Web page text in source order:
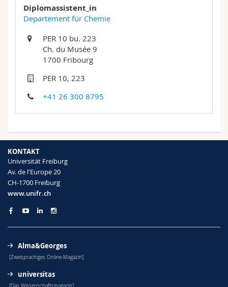
Weiterbildung
Philosophische Fak.
Fak. für Erziehungs- und Bildungswissenschaften
Math.-Nat. und Med. Fak.
Interfakultär
Medien
Forschende
Mitarbeitende
Doktorierende
Ortsplan
Bibliotheken
Vorlesungsverzeichnis
Diplomassistent_in
Departement für Chemie
PER 10 bu. 223
Ch. du Musée 9
1700 Fribourg
PER 10, 223
+41 26 300 8795
KONTAKT
Universität Freiburg
Av. de l'Europe 20
CH-1700 Freiburg
www.unifr.ch
Alma&Georges
[Zweisprachiges Online-Magazin]
universitas
[Das Wissenschaftsmagazin]